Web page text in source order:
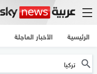
الرئيسية الأخبار العاجلة